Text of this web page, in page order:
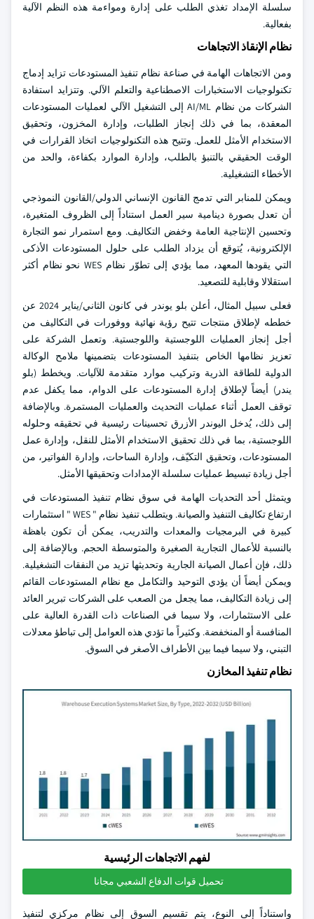
سلسلة الإمداد تغذي الطلب على إدارة ومواءمة هذه النظم الآلية
بفعالية.
نظام الإنقاذ الاتجاهات
ومن الاتجاهات الهامة في صناعة نظام تنفيذ المستودعات تزايد إدماج
تكنولوجيات الاستخبارات الاصطناعية والتعلم الآلي. وتتزايد استفادة
الشركات من نظام AI/ML إلى التشغيل الآلي لعمليات المستودعات
المعقدة، بما في ذلك إنجاز الطلبات، وإدارة المخزون، وتحقيق
الاستخدام الأمثل للعمل. وتتيح هذه التكنولوجيات اتخاذ القرارات في
الوقت الحقيقي بالتنبؤ بالطلب، وإدارة الموارد بكفاءة، والحد من
الأخطاء التشغيلية.
ويمكن للمنابر التي تدمج القانون الإنساني الدولي/القانون النموذجي
أن تعدل بصورة دينامية سير العمل استناداً إلى الظروف المتغيرة،
وتحسين الإنتاجية العامة وخفض التكاليف. ومع استمرار نمو التجارة
الإلكترونية، يُتوقع أن يزداد الطلب على حلول المستودعات الأذكى
التي يقودها المعهد، مما يؤدي إلى تطوّر نظام WES نحو نظام أكثر
استقلالا وقابلية للتصعيد.
فعلى سبيل المثال، أعلن بلو يوندر في كانون الثاني/يناير 2024 عن
خططه لإطلاق منتجات تتيح رؤية نهائية ووفورات في التكاليف من
أجل إنجاز العمليات اللوجستية واللوجستية. وتعمل الشركة على
تعزيز نظامها الخاص بتنفيذ المستودعات بتضمينها ملامح الوكالة
الدولية للطاقة الذرية وتركيب موارد متقدمة للآليات. ويخطط (بلو
يندر) أيضاً لإطلاق إدارة المستودعات على الدوام، مما يكفل عدم
توقف العمل أثناء عمليات التحديث والعمليات المستمرة. وبالإضافة
إلى ذلك، يُدخل اليوندر الأزرق تحسينات رئيسية في تحقيقه وحلوله
اللوجستية، بما في ذلك تحقيق الاستخدام الأمثل للنقل، وإدارة عمل
المستودعات، وتحقيق التكيّف، وإدارة الساحات، وإدارة الفواتير، من
أجل زيادة تبسيط عمليات سلسلة الإمدادات وتحقيقها الأمثل.
ويتمثل أحد التحديات الهامة في سوق نظام تنفيذ المستودعات في
ارتفاع تكاليف التنفيذ والصيانة. ويتطلب تنفيذ نظام " WES " استثمارات
كبيرة في البرمجيات والمعدات والتدريب، يمكن أن تكون باهظة
بالنسبة للأعمال التجارية الصغيرة والمتوسطة الحجم. وبالإضافة إلى
ذلك، فإن أعمال الصيانة الجارية وتحديثها تزيد من النفقات التشغيلية.
ويمكن أيضاً أن يؤدي التوحيد والتكامل مع نظام المستودعات القائم
إلى زيادة التكاليف، مما يجعل من الصعب على الشركات تبرير العائد
على الاستثمارات، ولا سيما في الصناعات ذات القدرة العالية على
المنافسة أو المنخفضة. وكثيراً ما تؤدي هذه العوامل إلى تباطؤ معدلات
التبني، ولا سيما فيما بين الأطراف الأصغر في السوق.
نظام تنفيذ المخازن
لفهم الاتجاهات الرئيسية
تحميل قوات الدفاع الشعبي مجانا
واستناداً إلى النوع، يتم تقسيم السوق إلى نظام مركزي لتنفيذ